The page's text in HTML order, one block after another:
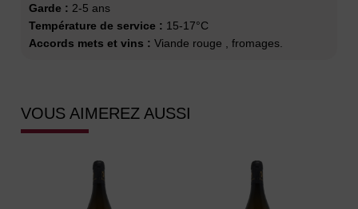
Garde : 2-5 ans
Température de service : 15-17°C
Accords mets et vins : Viande rouge , fromages.
VOUS AIMEREZ AUSSI